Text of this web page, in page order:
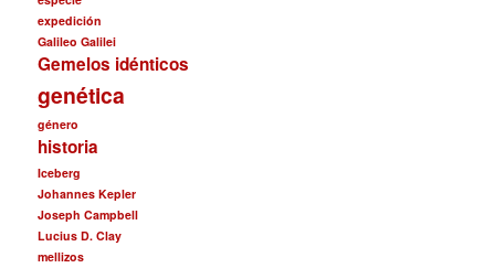
expedición
Galileo Galilei
Gemelos idénticos
genética
género
historia
Iceberg
Johannes Kepler
Joseph Campbell
Lucius D. Clay
mellizos